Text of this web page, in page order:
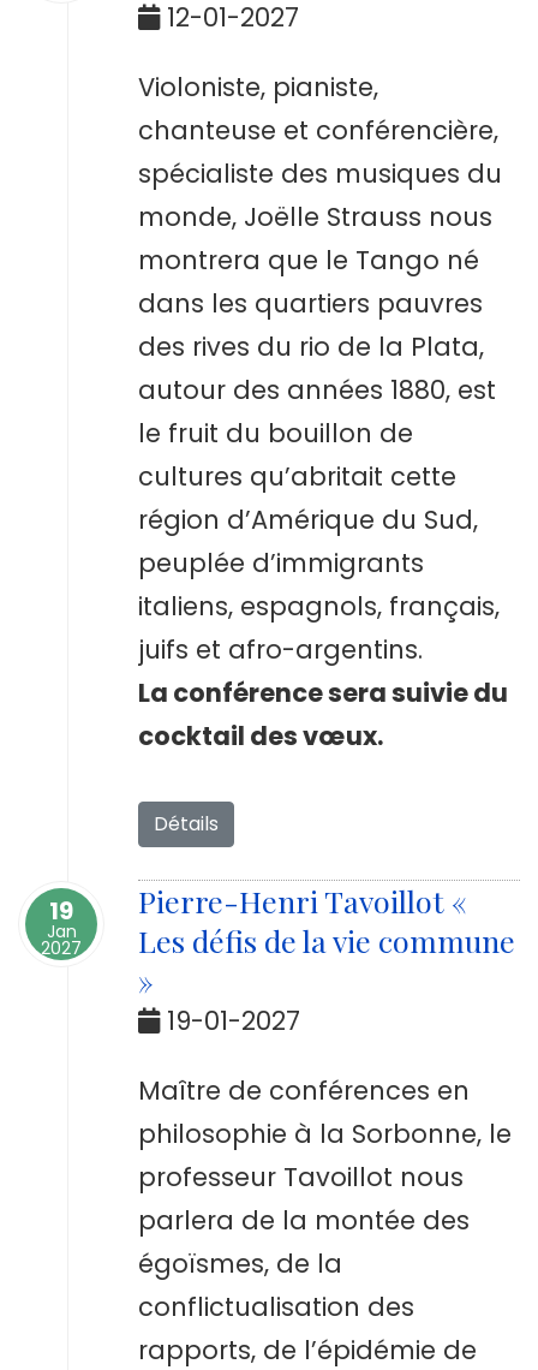
12-01-2027
Violoniste, pianiste,
chanteuse et conférencière,
spécialiste des musiques du
monde, Joëlle Strauss nous
montrera que le Tango né
dans les quartiers pauvres
des rives du rio de la Plata,
autour des années 1880, est
le fruit du bouillon de
cultures qu’abritait cette
région d’Amérique du Sud,
peuplée d’immigrants
italiens, espagnols, français,
juifs et afro-argentins.
La conférence sera suivie du
cocktail des vœux.
Détails
19
Jan
2027
Pierre-Henri Tavoillot «
Les défis de la vie commune
»
19-01-2027
Maître de conférences en
philosophie à la Sorbonne, le
professeur Tavoillot nous
parlera de la montée des
égoïsmes, de la
conflictualisation des
rapports, de l’épidémie de